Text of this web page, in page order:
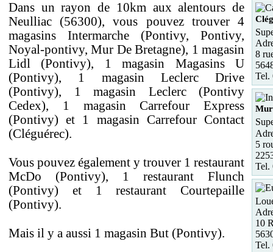
Dans un rayon de 10km aux alentours de
Neulliac (56300), vous pouvez trouver 4
magasins Intermarche (Pontivy, Pontivy,
Noyal-pontivy, Mur De Bretagne), 1 magasin
Lidl (Pontivy), 1 magasin Magasins U
(Pontivy), 1 magasin Leclerc Drive
(Pontivy), 1 magasin Leclerc (Pontivy
Cedex), 1 magasin Carrefour Express
(Pontivy) et 1 magasin Carrefour Contact
(Cléguérec).
Vous pouvez également y trouver 1 restaurant
McDo (Pontivy), 1 restaurant Flunch
(Pontivy) et 1 restaurant Courtepaille
(Pontivy).
Mais il y a aussi 1 magasin But (Pontivy).
8
Tel.
Mur
5
Tel.
10
Tel.